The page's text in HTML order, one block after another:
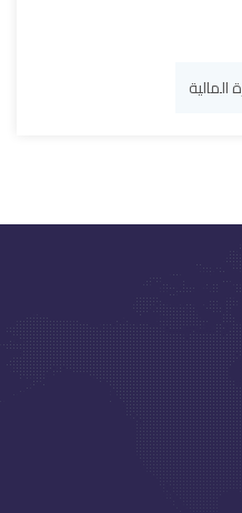
المالية